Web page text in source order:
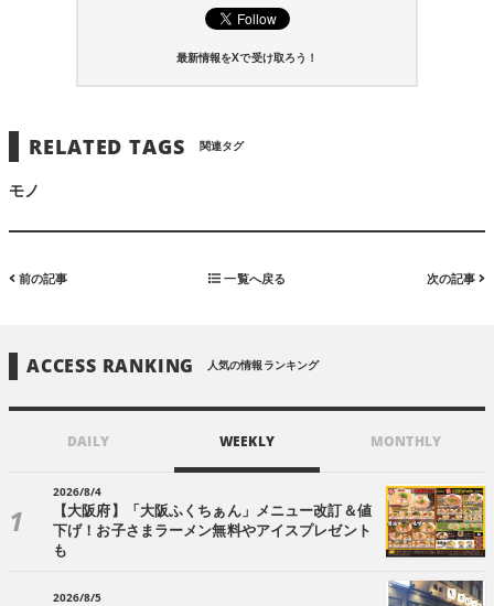
最新情報をXで受け取ろう！
RELATED TAGS 関連タグ
モノ
前の記事 一覧へ戻る 次の記事
ACCESS RANKING 人気の情報ランキング
DAILY WEEKLY MONTHLY
2026/8/4
【大阪府】「大阪ふくちぁん」メニュー改訂＆値
下げ！お子さまラーメン無料やアイスプレゼント
も
2026/8/5